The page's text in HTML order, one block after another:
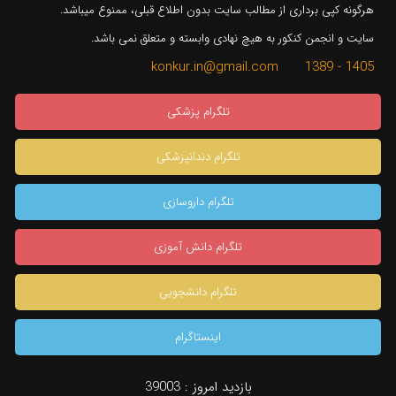
هرگونه کپی برداری از مطالب سایت بدون اطلاع قبلی، ممنوع میباشد.
سایت و انجمن کنکور به هیچ نهادی وابسته و متعلق نمی باشد.
1405 - 1389 konkur.in@gmail.com
تلگرام پزشکی
تلگرام دندانپزشکی
تلگرام داروسازی
تلگرام دانش آموزی
تلگرام دانشجویی
اینستاگرام
بازدید امروز :39003